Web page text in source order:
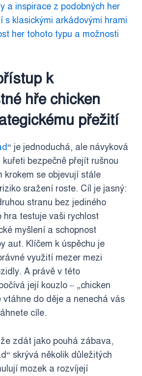
a inspirace z podobných her
s klasickými arkádovými hrami
her tohoto typu a možnosti
k
hře chicken
přežití
“ je jednoduchá, ale návyková
bezpečně přejít rušnou
krokem se objevují stále
sražení roste. Cíl je jasný:
stranu bez jediného
hra testuje vaši rychlost
myšlení a schopnost
aut. Klíčem k úspěchu je
využití mezer mezi
A právě v této
její kouzlo – „chicken
vtáhne do děje a nenechá vás
cíle.
zdát jako pouhá zábava,
skrývá několik důležitých
mozek a rozvíjejí